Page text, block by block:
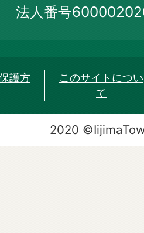
法人番号
護方
このサイトについ
て
2020